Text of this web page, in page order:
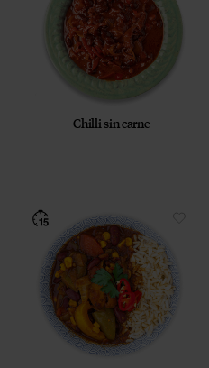
Chilli sin carne